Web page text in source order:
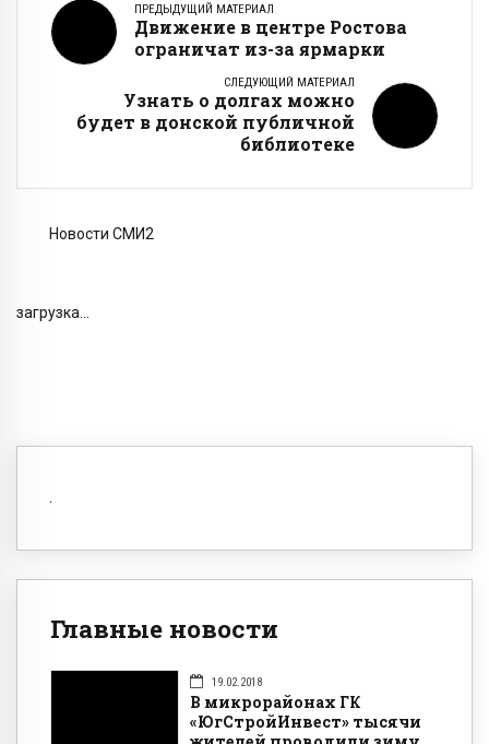
ПРЕДЫДУЩИЙ МАТЕРИАЛ
Движение в центре Ростова
ограничат из-за ярмарки
СЛЕДУЮЩИЙ МАТЕРИАЛ
Узнать о долгах можно
будет в донской публичной
библиотеке
Новости СМИ2
загрузка...
Главные новости
19.02.2018
В микрорайонах ГК
«ЮгСтройИнвест» тысячи